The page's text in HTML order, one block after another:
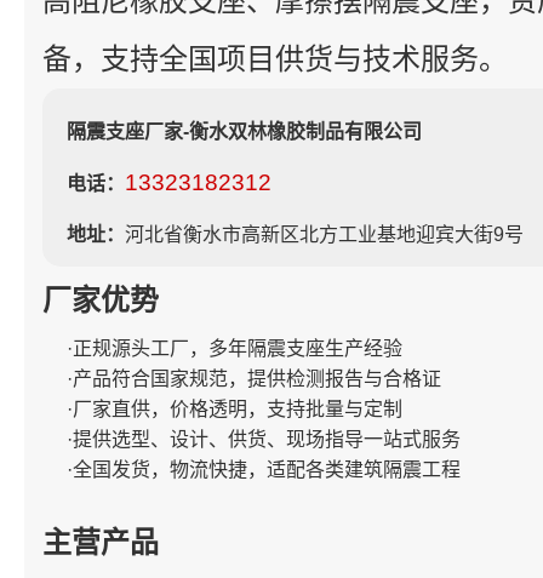
备，支持全国项目供货与技术服务。
隔震支座厂家-衡水双林橡胶制品有限公司
电话： 13323182312
地址： 河北省衡水市高新区北方工业基地迎宾大街9号
厂家优势
·正规源头工厂，多年隔震支座生产经验
·产品符合国家规范，提供检测报告与合格证
·厂家直供，价格透明，支持批量与定制
·提供选型、设计、供货、现场指导一站式服务
·全国发货，物流快捷，适配各类建筑隔震工程
主营产品